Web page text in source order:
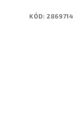
KÓD:2869714